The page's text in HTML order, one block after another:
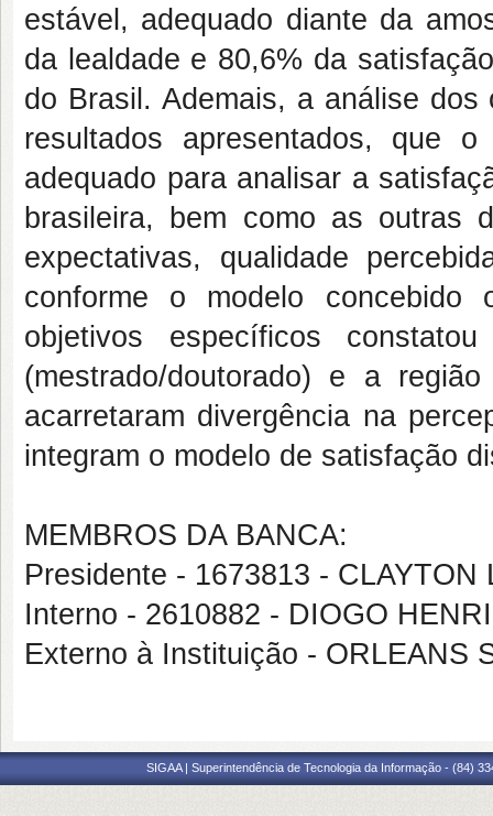
estável, adequado diante da
da lealdade e 80,6% da
do Brasil. Ademais, a análise
resultados apresentados, que
adequado para analisar a
brasileira, bem como as outras
expectativas, qualidade
conforme o modelo concebido
objetivos específicos
(mestrado/doutorado) e a
acarretaram divergência na
integram o modelo de satisfação
MEMBROS DA BANCA:
Presidente - 1673813 - CLAYTON
Interno - 2610882 - DIOGO
Externo à Instituição - ORLEANS
SIGAA | Superintendência de Tecnologia da Informação - (84)